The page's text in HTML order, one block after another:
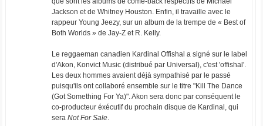
Jackson et de Whitney Houston. Enfin, il travaille avec le
rappeur Young Jeezy, sur un album de la trempe de « Best of
Both Worlds » de Jay-Z et R. Kelly.
Le reggaeman canadien Kardinal Offishal a signé sur le label
d'Akon, Konvict Music (distribué par Universal), c'est 'offishal'.
Les deux hommes avaient déjà sympathisé par le passé
puisqu'ils ont collaboré ensemble sur le titre "Kill The Dance
(Got Something For Ya)". Akon sera donc par conséquent le
co-producteur éxécutif du prochain disque de Kardinal, qui
sera Not For Sale.